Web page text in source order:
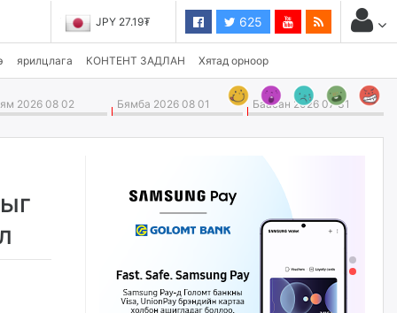
JPY 27.19₮ 625
ярилцлага КОНТЕНТ ЗАДЛАН Хятад орноор
2026 08 02 Бямба 2026 08 01 Баасан 2026 07 31